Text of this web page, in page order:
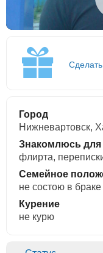
Город
Нижневартовск,
Знакомлюсь для
флирта,
Семейное
не состою в браке
Курение
не курю